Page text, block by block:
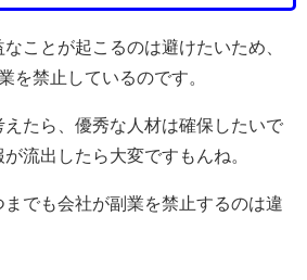
ことが起こるのは避けたいため、
を禁止しているのです。
たら、優秀な人材は確保したいで
流出したら大変ですもんね。
でも会社が副業を禁止するのは違